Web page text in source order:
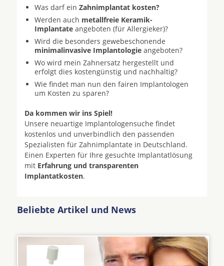
Was darf ein Zahnimplantat kosten?
Werden auch metallfreie Keramik-
Implantate angeboten (für Allergieker)?
Wird die besonders gewebeschonende
minimalinvasive Implantologie angeboten?
Wo wird mein Zahnersatz hergestellt und
erfolgt dies kostengünstig und nachhaltig?
Wie findet man nun den fairen Implantologen
um Kosten zu sparen?
Da kommen wir ins Spiel!
Unsere neuartige Implantologensuche findet
kostenlos und unverbindlich den passenden
Spezialisten für Zahnimplantate in Deutschland.
Einen Experten für Ihre gesuchte Implantatlösung
mit Erfahrung und transparenten
Implantatkosten.
Beliebte Artikel und News